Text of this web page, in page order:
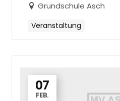
Grundschule Asch
Veranstaltung
07
FEB.